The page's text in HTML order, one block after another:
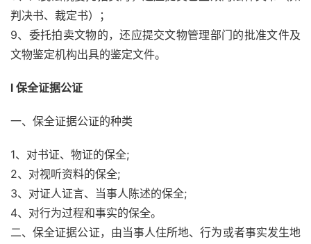
判决书、裁定书）；
9、委托拍卖文物的，还应提交文物管理部门的批准文件及
文物鉴定机构出具的鉴定文件。
l 保全证据公证
一、保全证据公证的种类
1、对书证、物证的保全;
2、对视听资料的保全;
3、对证人证言、当事人陈述的保全;
4、对行为过程和事实的保全。
二、保全证据公证，由当事人住所地、行为或者事实发生地